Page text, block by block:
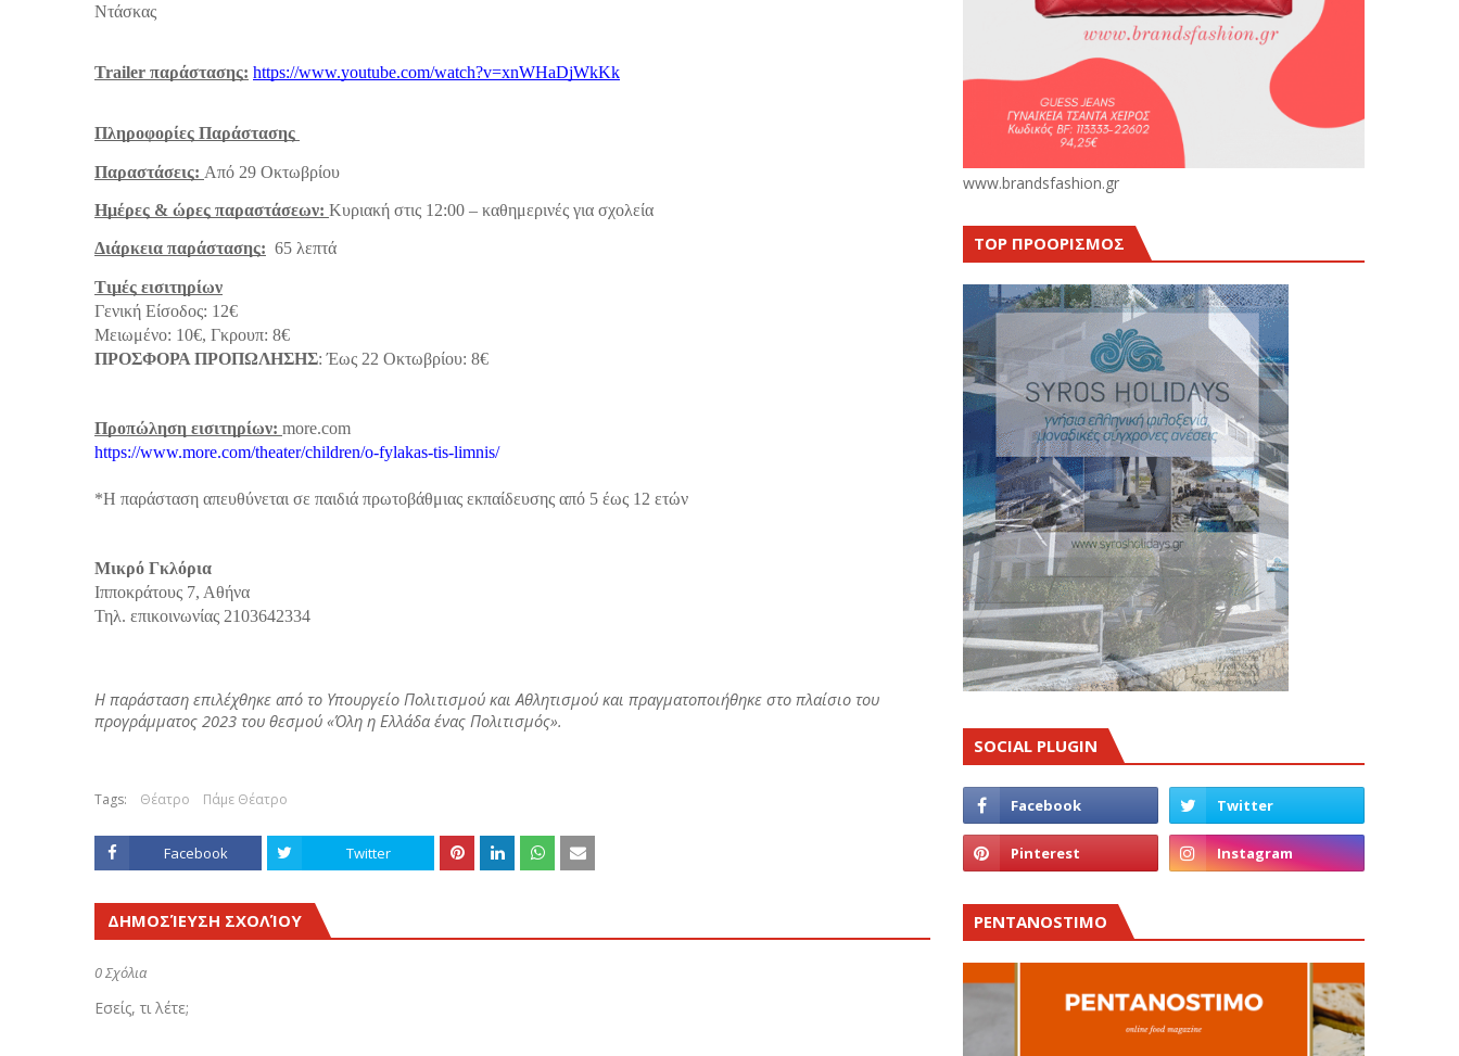
Ντάσκας
Trailer παράστασης: https://www.youtube.com/watch?v=xnWHaDjWkKk
Πληροφορίες Παράστασης
Παραστάσεις: Από 29 Οκτωβρίου
Ημέρες & ώρες παραστάσεων: Κυριακή στις 12:00 – καθημερινές για σχολεία
Διάρκεια παράστασης: 65 λεπτά
Τιμές εισιτηρίων
Γενική Είσοδος: 12€
Μειωμένο: 10€, Γκρουπ: 8€
ΠΡΟΣΦΟΡΑ ΠΡΟΠΩΛΗΣΗΣ: Έως 22 Οκτωβρίου: 8€
Προπώληση εισιτηρίων: more.com
https://www.more.com/theater/children/o-fylakas-tis-limnis/
*Η παράσταση απευθύνεται σε παιδιά πρωτοβάθμιας εκπαίδευσης από 5 έως 12 ετών
Μικρό Γκλόρια
Ιπποκράτους 7, Αθήνα
Τηλ. επικοινωνίας 2103642334
Η παράσταση επιλέχθηκε από το Υπουργείο Πολιτισμού και Αθλητισμού και πραγματοποιήθηκε στο πλαίσιο του
προγράμματος 2023 του θεσμού «Όλη η Ελλάδα ένας Πολιτισμός».
Tags: Θέατρο Πάμε Θέατρο
Facebook Twitter
ΔΗΜΟΣΊΕΥΣΗ ΣΧΟΛΊΟΥ
0 Σχόλια
Εσείς, τι λέτε;
www.brandsfashion.gr
TOP ΠΡΟΟΡΙΣΜΟΣ
SOCIAL PLUGIN
PENTANOSTIMO